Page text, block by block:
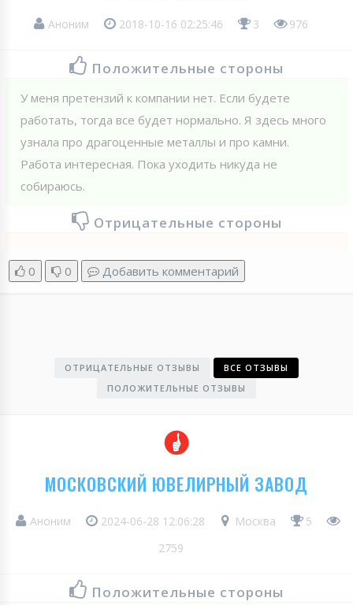
Аноним 2018-10-16 02:25:46 3 976
Положительные стороны
У меня претензий к компании нет. Если будете
работать, тогда все будет нормально. Я здесь много
узнала про драгоценные металлы и про камни.
Работа интересная. Пока уходить никуда не
собираюсь.
Отрицательные стороны
0 0 Добавить комментарий
ОТРИЦАТЕЛЬНЫЕ ОТЗЫВЫ
ВСЕ ОТЗЫВЫ
ПОЛОЖИТЕЛЬНЫЕ ОТЗЫВЫ
МОСКОВСКИЙ ЮВЕЛИРНЫЙ ЗАВОД
Аноним 2024-06-28 12:06:28 Москва
5
2759
Положительные стороны